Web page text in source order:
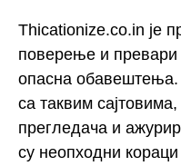
Thicationize.co.in је
поверење и превари
опасна обавештења.
са таквим
прегледача и
су неопходни